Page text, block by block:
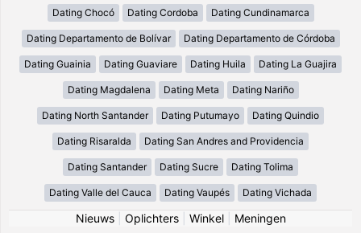
Dating Chocó Dating Cordoba Dating Cundinamarca
Dating Departamento de Bolívar Dating Departamento de Córdoba
Dating Guainia Dating Guaviare Dating Huila Dating La Guajira
Dating Magdalena Dating Meta Dating Nariño
Dating North Santander Dating Putumayo Dating Quindio
Dating Risaralda Dating San Andres and Providencia
Dating Santander Dating Sucre Dating Tolima
Dating Valle del Cauca Dating Vaupés Dating Vichada
Nieuws| Oplichters| Winkel| Meningen